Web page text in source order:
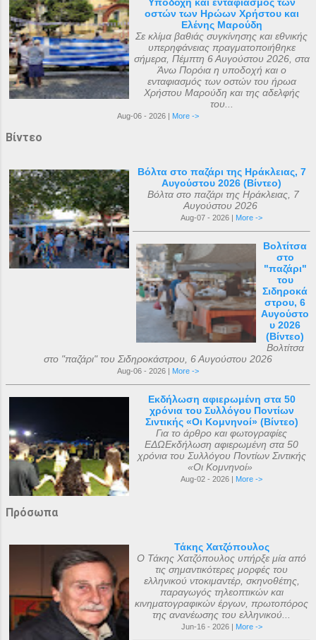
οστών των Ηρώων Χρήστου και
Ελένης Μαρούδη
Σε κλίμα βαθιάς συγκίνησης και εθνικής
υπερηφάνειας πραγματοποιήθηκε
σήμερα, Πέμπτη 6 Αυγούστου 2026, στα
Άνω Πορόια η υποδοχή και ο
ενταφιασμός των οστών του ήρωα
Χρήστου Μαρούδη και της αδελφής
του...
Aug-06 - 2026 | More ->
Βίντεο
Βόλτα στο παζάρι της Ηράκλειας, 7
Αυγούστου 2026 (Βίντεο)
Βόλτα στο παζάρι της Ηράκλειας, 7
Αυγούστου 2026
Aug-07 - 2026 | More ->
Βολτίτσα
στο
"παζάρι"
του
Σιδηροκά
στρου, 6
Αυγούστο
υ 2026
(Βίντεο)
Βολτίτσα
στο "παζάρι" του Σιδηροκάστρου, 6 Αυγούστου 2026
Aug-06 - 2026 | More ->
Εκδήλωση αφιερωμένη στα 50
χρόνια του Συλλόγου Ποντίων
Σιντικής «Οι Κομνηνοί» (Βίντεο)
Για το άρθρο και φωτογραφίες
ΕΔΩΕκδήλωση αφιερωμένη στα 50
χρόνια του Συλλόγου Ποντίων Σιντικής
«Οι Κομνηνοί»
Aug-02 - 2026 | More ->
Πρόσωπα
Τάκης Χατζόπουλος
Ο Τάκης Χατζόπουλος υπήρξε μία από
τις σημαντικότερες μορφές του
ελληνικού ντοκιμαντέρ, σκηνοθέτης,
παραγωγός τηλεοπτικών και
κινηματογραφικών έργων, πρωτοπόρος
της ανανέωσης του ελληνικού...
Jun-16 - 2026 | More ->